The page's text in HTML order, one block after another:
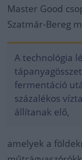
Master Good
Szatmár-Bereg
A technológia
fermentáció
százalékos
állítanak elő,
amelyek a